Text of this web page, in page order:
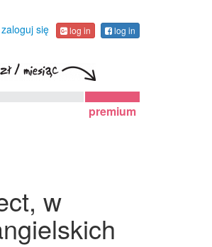
zaloguj się log in log in
premium
w